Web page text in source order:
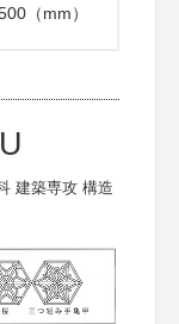
（mm）
建築専攻 構造